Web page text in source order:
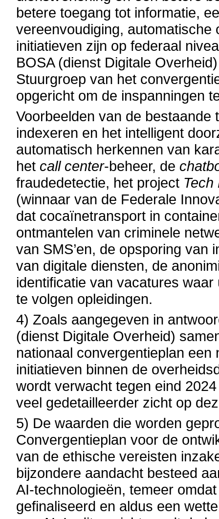
betere toegang tot informatie,
vereenvoudiging,
initiatieven zijn op federaal
BOSA (dienst Digitale
Stuurgroep van het
opgericht om de inspanningen
Voorbeelden van de
indexeren en het intelligent
automatisch herkennen van
het call center-beheer, de
fraudedetectie, het project
(winnaar van de Federale
dat cocaïnetransport in
ontmantelen van criminele
van SMS’en, de opsporing van
van digitale diensten, de
identificatie van vacatures
te volgen opleidingen.
4) Zoals aangegeven in
(dienst Digitale Overheid)
nationaal convergentieplan
initiatieven binnen de
wordt verwacht tegen eind
veel gedetailleerder zicht op
5) De waarden die worden
Convergentieplan voor de
van de ethische vereisten
bijzondere aandacht besteed
AI-technologieën, temeer
gefinaliseerd en aldus een